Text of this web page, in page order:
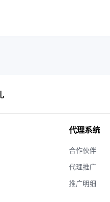
代理系统
合作伙伴
代理推广
推广明细